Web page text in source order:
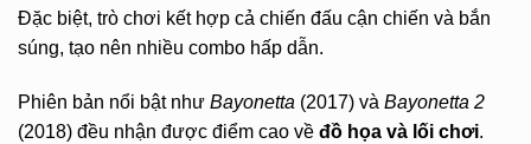
Đặc biệt, trò chơi kết hợp cả chiến đấu cận chiến và bắn
súng, tạo nên nhiều combo hấp dẫn.
Phiên bản nổi bật như Bayonetta (2017) và Bayonetta 2
(2018) đều nhận được điểm cao về đồ họa và lối chơi.